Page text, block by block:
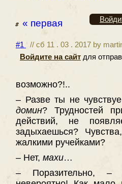
#1
// сб 11 . 03 . 2017 by
Войдите на сайт для
возможно?!..
– Разве ты не
домин? Трудностей
действий, не
задыхаешься?
жалкими ручейками?
– Нет, махи…
– Поразительно, –
« первая